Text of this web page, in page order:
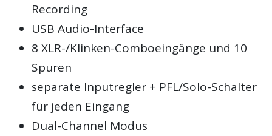
Recording
USB Audio-Interface
8 XLR-/Klinken-Comboeingänge und 10
Spuren
separate Inputregler + PFL/Solo-Schalter
für jeden Eingang
Dual-Channel Modus